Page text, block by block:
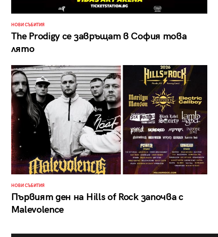
НОВИ СЪБИТИЯ
The Prodigy се завръщат в София това
лято
НОВИ СЪБИТИЯ
Първият ден на Hills of Rock започва с
Malevolence